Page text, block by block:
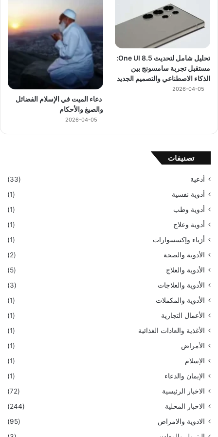
تحليل شامل لتحديث One UI 8.5:
مستقبل تجربة سامسونج بين
الذكاء الاصطناعي والتصميم الجديد
2026-04-05
دعاء الميت في الإسلام الفضائل
والصيغ والأحكام
2026-04-05
تصنيفات
أدعية
(33)
أدوية نفسية
(1)
أدوية وطب
(1)
أدوية وعلاج
(1)
أزياء وإكسسوارات
(1)
الأدوية والصحة
(2)
الأدوية والعلاج
(5)
الأدوية والعلاجات
(3)
الأدوية والمكملات
(1)
الأعمال التجارية
(1)
الأغذية والعادات الغذائية
(1)
الأمراض
(1)
الإسلام
(1)
الإيمان والدعاء
(1)
الاخبار الرئيسية
(72)
الاخبار المحلية
(244)
الادوية والامراض
(95)